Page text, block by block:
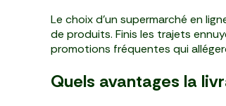
Le choix d'un supermarché en
de produits. Finis les trajets
promotions fréquentes qui
Quels avantages la